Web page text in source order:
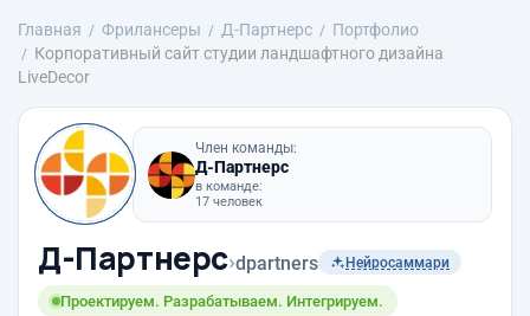
Главная Фрилансеры Д-Партнерс
Портфолио
Корпоративный сайт студии ландшафтного дизайна
LiveDecor
Член команды:
Д-Партнерс
в команде:
17 человек
Д-Партнерс›dpartners Нейросаммари
Проектируем. Разрабатываем. Интегрируем.